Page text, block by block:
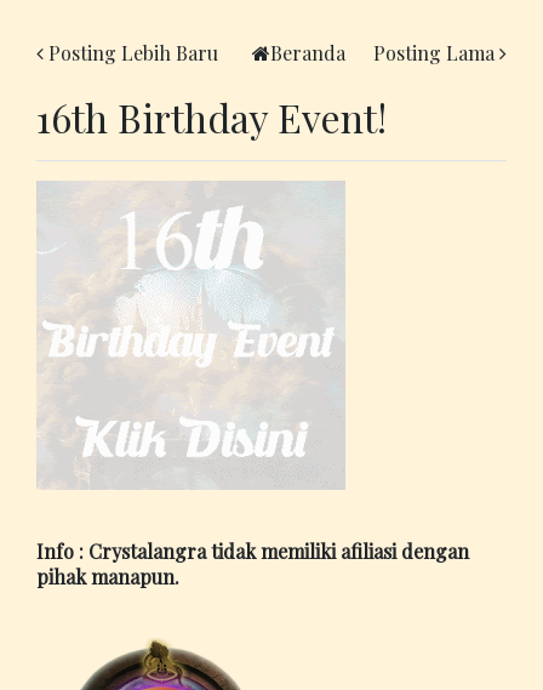
Posting Lebih Baru Posting Lama
Beranda
16th Birthday Event!
Info : Crystalangra tidak memiliki afiliasi dengan
pihak manapun.